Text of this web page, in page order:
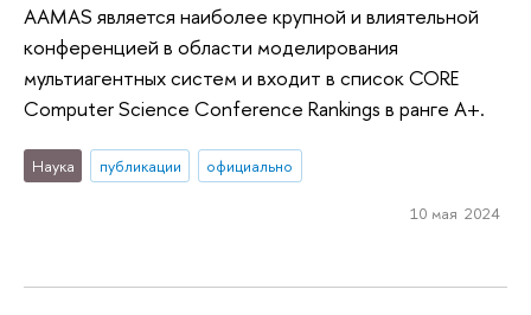
AAMAS является наиболее крупной и влиятельной
конференцией в области моделирования
мультиагентных систем и входит в список CORE
Computer Science Conference Rankings в ранге A+.
Наука публикации официально
10 мая 2024